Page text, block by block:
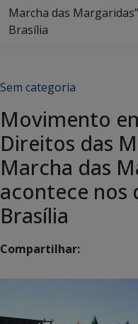
Marcha das
Brasília
Sem categoria
Movimento
Direitos das
Marcha das
acontece nos
Brasília
Compartilhar: